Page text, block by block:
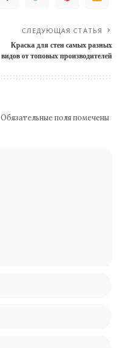
СЛЕДУЮЩАЯ СТАТЬЯ
Краска для стен самых разных
видов от топовых производителей
Обязательные поля помечены